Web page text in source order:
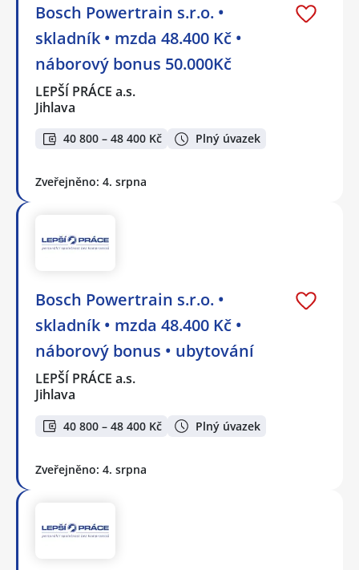
Bosch Powertrain s.r.o. •
skladník • mzda 48.400 Kč •
náborový bonus 50.000Kč
LEPŠÍ PRÁCE a.s.
Jihlava
40 800 – 48 400 Kč Plný úvazek
Zveřejněno: 4. srpna
Bosch Powertrain s.r.o. •
skladník • mzda 48.400 Kč •
náborový bonus • ubytování
LEPŠÍ PRÁCE a.s.
Jihlava
40 800 – 48 400 Kč Plný úvazek
Zveřejněno: 4. srpna